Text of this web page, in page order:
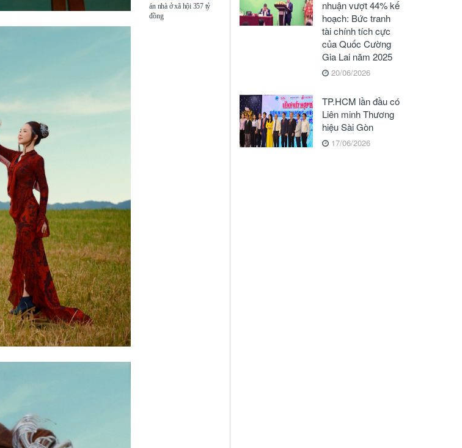
án nhà ở xã hội 357 tỷ
đồng
nhuận vượt 44% kế
hoạch: Bức tranh
tài chính tích cực
của Quốc Cường
Gia Lai năm 2025
20/06/2026
TP.HCM lần đầu có
Liên minh Thương
hiệu Sài Gòn
17/06/2026